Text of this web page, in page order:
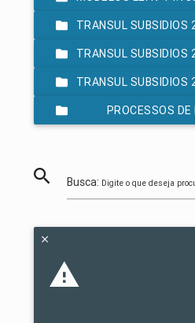
TRANSUL SUBSIDIOS
TRANSUL SUBSIDIOS
TRANSUL SUBSIDIOS
PROCESSOS DE
Busca: Digite o que deseja